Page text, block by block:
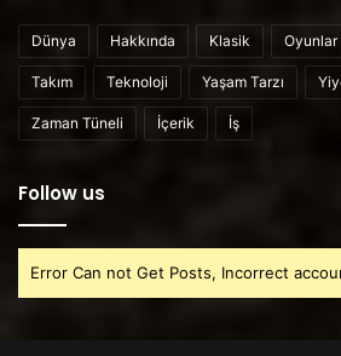
Dünya Hakkında Klasik Oyunlar
Takım Teknoloji Yaşam Tarzı
Zaman Tüneli İçerik İş
Follow us
Error Can not Get Posts, Incorrect